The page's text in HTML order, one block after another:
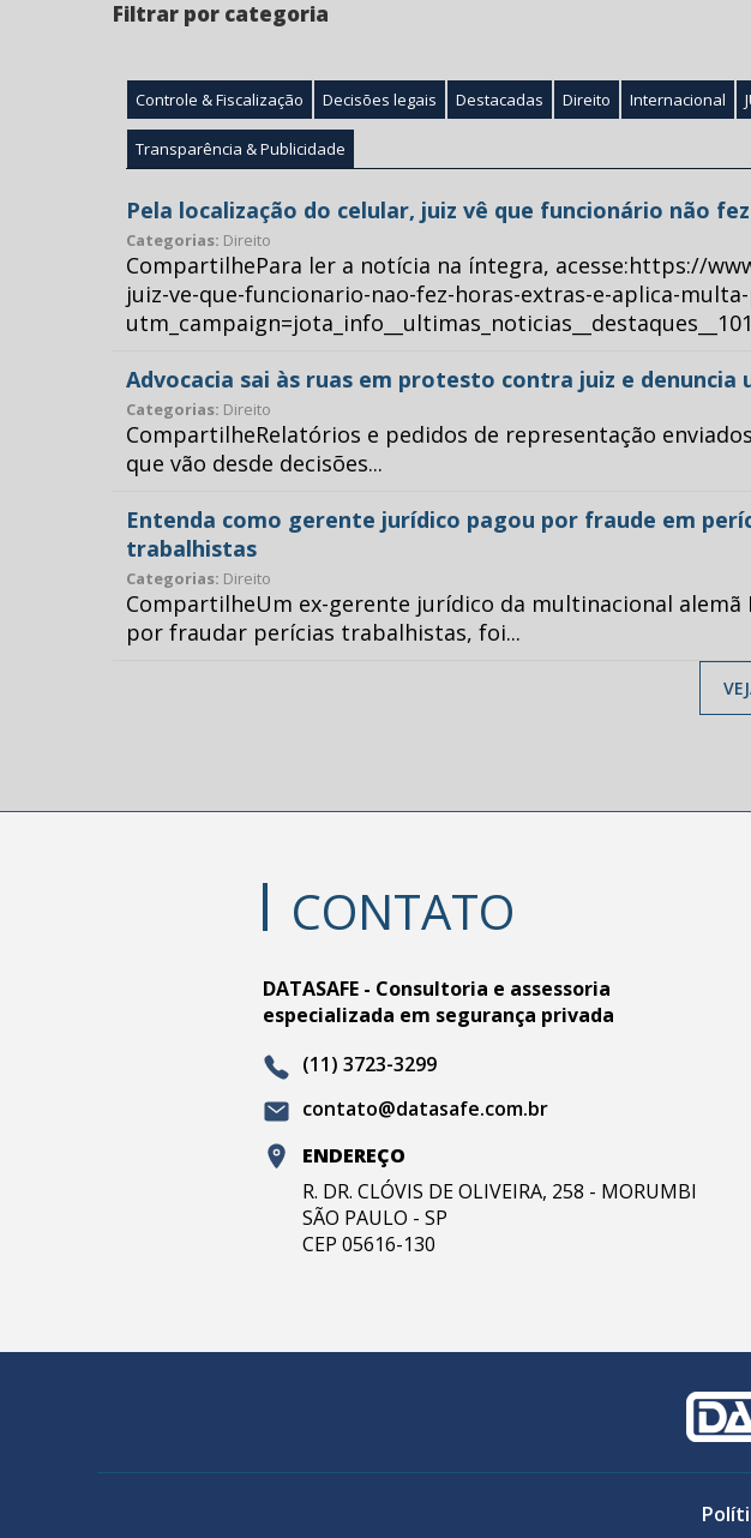
Filtrar por categoria
Controle & Fiscalização Decisões legais Destacadas Direito Internacional
Transparência & Publicidade
Pela localização do celular, juiz vê que funcionário não
Categorias: Direito
CompartilhePara ler a notícia na íntegra, acesse:https://
juiz-ve-que-funcionario-nao-fez-horas-extras-e-aplica-
Advocacia sai às ruas em protesto contra juiz e denuncia
Categorias: Direito
CompartilheRelatórios e pedidos de representação
que vão desde decisões...
Entenda como gerente jurídico pagou por fraude em
trabalhistas
Categorias: Direito
CompartilheUm ex-gerente jurídico da multinacional alemã
por fraudar perícias trabalhistas, foi...
CONTATO
DATASAFE - Consultoria e assessoria
especializada em segurança privada
(11) 3723-3299
contato@datasafe.com.br
ENDEREÇO
R. DR. CLÓVIS DE OLIVEIRA, 258 - MORUMBI
SÃO PAULO - SP
CEP 05616-130